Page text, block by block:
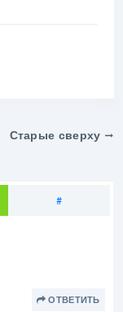
Старые сверху
#
ОТВЕТИТЬ